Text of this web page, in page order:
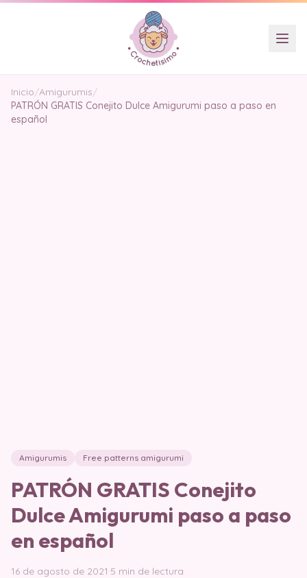
Inicio/Amigurumis/
PATRÓN GRATIS Conejito Dulce Amigurumi paso a paso en
español
Amigurumis Free patterns amigurumi
PATRÓN GRATIS Conejito
Dulce Amigurumi paso a paso
en español
16 de agosto de 2021·5 min de lectura